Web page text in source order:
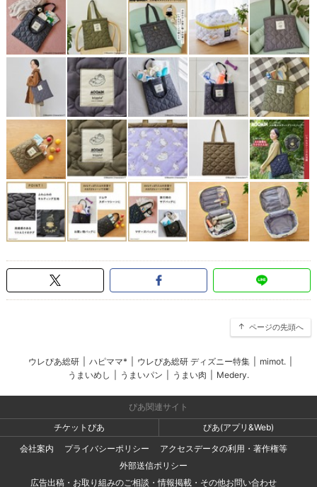
ページの先頭へ
ウレぴあ総研 ハピママ* ウレぴあ総研 ディズニー特集 mimot.
うまいめし
うまいパン うまい肉 Medery.
ぴあ関連サイト
チケットぴあ
ぴあ(アプリ&Web)
会社案内
プライバシーポリシー
アクセスデータの利用・著作権等
外部送信ポリシー
広告出稿・お取り組みのご相談・情報掲載・その他お問い合わせ